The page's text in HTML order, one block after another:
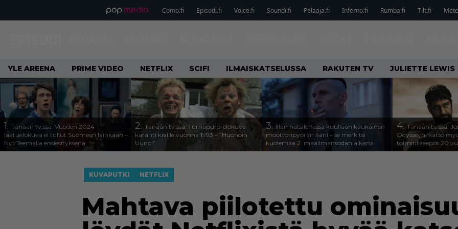
Como.fi Episodi.fi Voice.fi Soundi.fi Pelaaja.fi Inferno.fi Rumba.fi Tilt.fi
YLE AREENA PRIME VIDEO NETFLIX SCIFI ILMAISKATSELUSSA RAKUTEN TV JULIETTE LEWIS
1. Tänään tv:ssä: Vuoden 2024
laatuelokuva ei tullut Suomeen lainkaan –
Nyt Teemalla ensiesityksenä
2. Tänään tv:ssä: Turhapuro-elokuva
karahti kiville vuonna 1993 – ”Huonoin
Uuno!”
3. Illan natsileffassa kuullaan kaukainen
moottoripyörän ääni – se merkitsi
kuolemaa 2. maailmansodan aikana
4. Tänään tv:ssä:
Odysseyn, katso
toimintaeepos 20
KUVAPUTKI NETFLIX
Mahtava piilotettu